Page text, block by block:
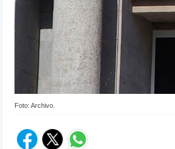
Foto: Archivo.